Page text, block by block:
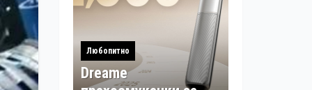
Любопитно
Dreame